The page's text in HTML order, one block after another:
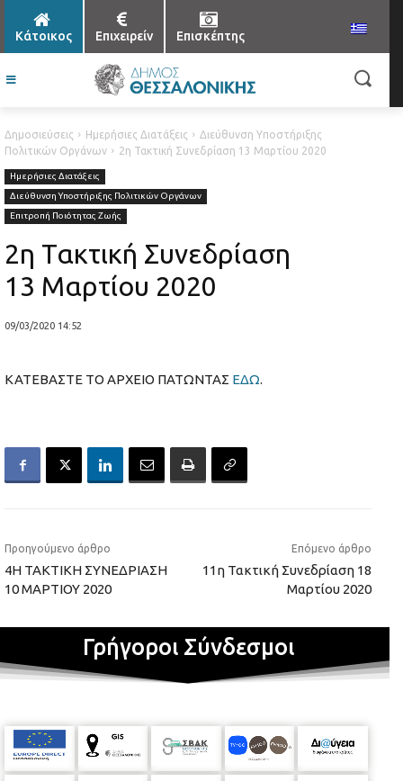
Κάτοικος Επιχειρείν Επισκέπτης
Δημοσιεύσεις Ημερήσιες Διατάξεις
Διεύθυνση Υποστήριξης
Πολιτικών Οργάνων
2η Τακτική Συνεδρίαση 13 Μαρτίου 2020
Ημερήσιες Διατάξεις
Διεύθυνση Υποστήριξης Πολιτικών Οργάνων
Επιτροπή Ποιότητας Ζωής
2η Τακτική Συνεδρίαση
13 Μαρτίου 2020
09/03/2020 14:52
ΚΑΤΕΒΑΣΤΕ ΤΟ ΑΡΧΕΙΟ ΠΑΤΩΝΤΑΣ ΕΔΩ.
Προηγούμενο άρθρο
4Η ΤΑΚΤΙΚΗ ΣΥΝΕΔΡΙΑΣΗ
10 ΜΑΡΤΙΟΥ 2020
Επόμενο άρθρο
11η Τακτική Συνεδρίαση 18
Μαρτίου 2020
Γρήγοροι Σύνδεσμοι